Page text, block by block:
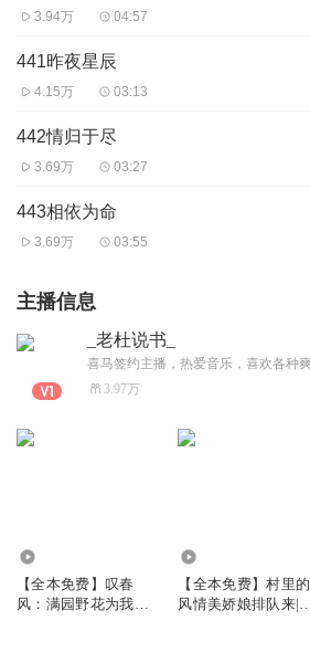
3.94万 04:57
441昨夜星辰
4.15万 03:13
442情归于尽
3.69万 03:27
443相依为命
3.69万 03:55
主播信息
_老杜说书_
3.97万
【全本免费】叹春
风：满园野花为我开|
【全本免费】村里的
风情美娇娘排队来|傻